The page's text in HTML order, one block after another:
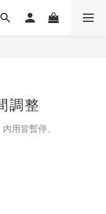
調整
用皆暫停。